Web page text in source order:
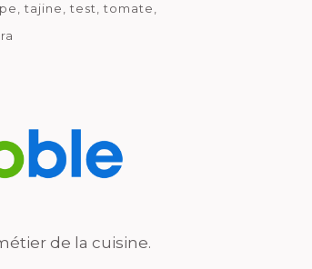
tajine test
tomate
de la cuisine.